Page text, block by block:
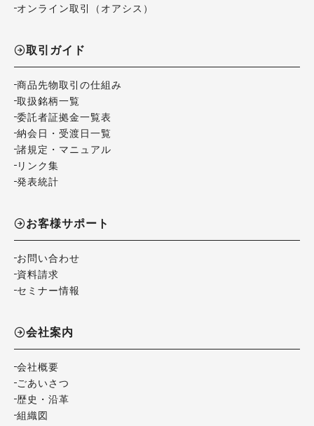
オンライン取引（オアシス）
取引ガイド
商品先物取引の仕組み
取扱銘柄一覧
委託者証拠金一覧表
納会日・受渡日一覧
諸規定・マニュアル
リンク集
発表統計
お客様サポート
お問い合わせ
資料請求
セミナー情報
会社案内
会社概要
ごあいさつ
歴史・沿革
組織図